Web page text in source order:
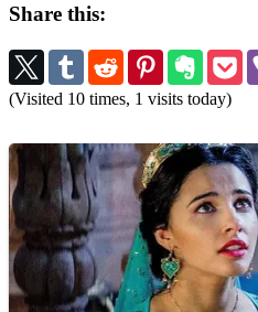
Share this:
(Visited 10 times, 1 visits today)